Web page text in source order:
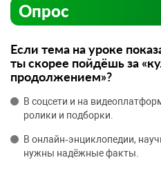
Опрос
Если тема на уроке
ты скорее пойдёшь за
продолжением»?
В соцсети и на
ролики и подборки.
В онлайн‑энциклопедии,
нужны надёжные факты.